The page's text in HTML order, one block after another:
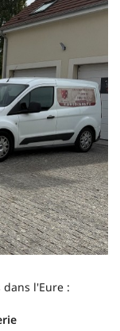
l'Eure :